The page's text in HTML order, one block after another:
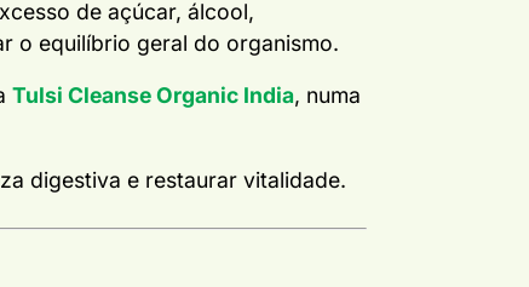
de açúcar, álcool,
o equilíbrio geral do organismo.
Tulsi Cleanse Organic India, numa
digestiva e restaurar vitalidade.